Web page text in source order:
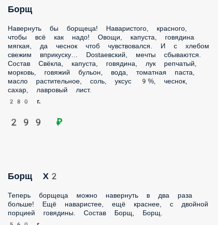
Борщ
Навернуть бы борщеца! Наваристого, красного, чтобы всё
как надо! Овощи, капуста, говядина мягкая, да чеснок чтоб
чувствовался. И с хлебом свежим вприкуску… Dostaeвский,
мечты сбываются. Состав Свёкла, капуста, говядина, лук
репчатый, морковь, говяжий бульон, вода, томатная паста,
масло растительное, соль, уксус 9%, чеснок, сахар,
лавровый лист.
280 г.
наваристее, ещё краснее, с двойной порцией говядины.
Состав Борщ, Борщ.
560 г.